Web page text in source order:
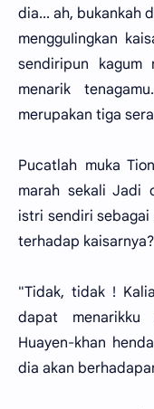
dia... ah, bukankah
mengguIingkan
sendiripun kagum
menarik
merupakan tiga
Pucatlah muka
marah sekali Jadi
istri sendiri sebagai
terhadap kaisarnya?
"Tidak, tidak !
dapat menarikku
Huayen-khan
dia akan